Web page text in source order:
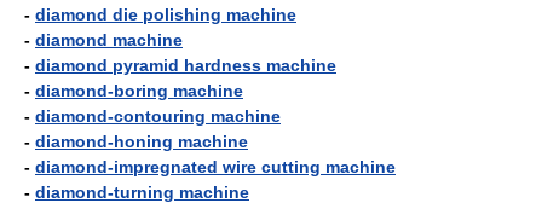
- diamond die polishing machine
- diamond machine
- diamond pyramid hardness machine
- diamond-boring machine
- diamond-contouring machine
- diamond-honing machine
- diamond-impregnated wire cutting machine
- diamond-turning machine